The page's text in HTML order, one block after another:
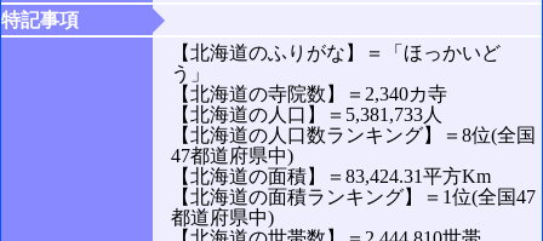
特記事項
【北海道のふりがな】＝「ほっかいど
う」
【北海道の寺院数】＝2,340カ寺
【北海道の人口】＝5,381,733人
【北海道の人口数ランキング】＝8位(全国
47都道府県中)
【北海道の面積】＝83,424.31平方Km
【北海道の面積ランキング】＝1位(全国47
都道府県中)